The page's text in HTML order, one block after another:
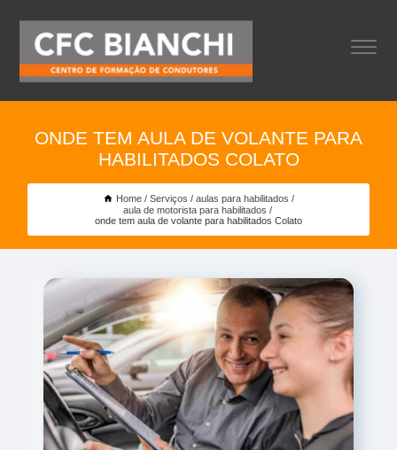
ONDE TEM AULA DE VOLANTE PARA
HABILITADOS COLATO
Home Serviços
aulas para habilitados
aula de motorista para habilitados
onde tem aula de volante para habilitados Colato